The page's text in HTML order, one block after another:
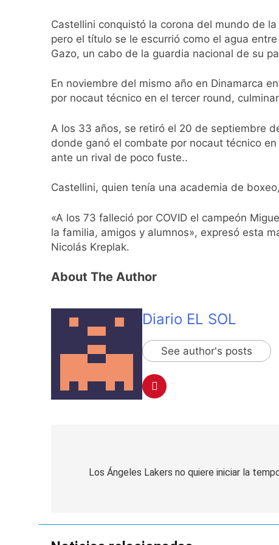
Denunciaron
20 Horas Atrás
Quilmes derrotó
20 Horas Atrás
Argentina y Brasil,
Una nueva
23 Horas Atrás
Detuvieron en
Veteranos de
1 Día Atrás
Castellini conquistó la corona del mundo de
pero el título se le escurrió como el agua
Gazo, un cabo de la guardia nacional de su
En noviembre del mismo año en Dinamarca
por nocaut técnico en el tercer round,
A los 33 años, se retiró el 20 de septiembre
donde ganó el combate por nocaut técnico
ante un rival de poco fuste..
Castellini, quien tenía una academia de
«A los 73 falleció por COVID el campeón
la familia, amigos y alumnos», expresó esta
Nicolás Kreplak.
About The Author
Diario EL SOL
See author's posts
Los Ángeles Lakers no quiere iniciar la